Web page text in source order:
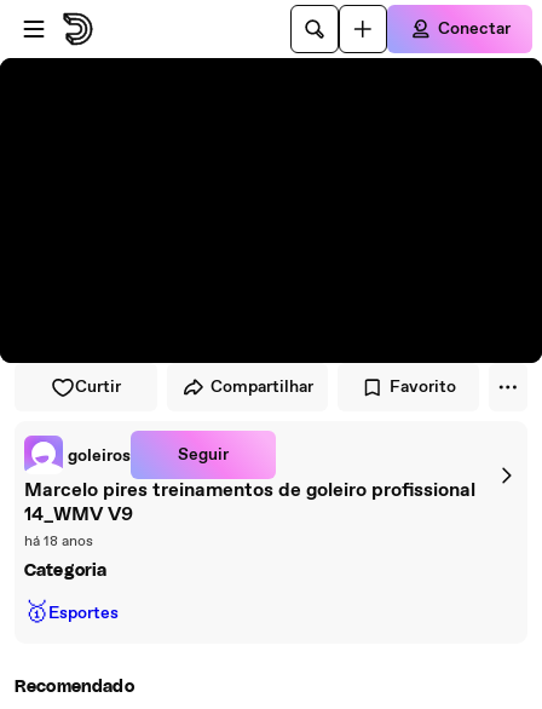
Pular para o player
Ir para o conteúdo principal
Conectar
Curtir Compartilhar Favorito
goleiros Seguir
Marcelo pires treinamentos de goleiro profissional
14_WMV V9
há 18 anos
Categoria
🥇Esportes
Recomendado